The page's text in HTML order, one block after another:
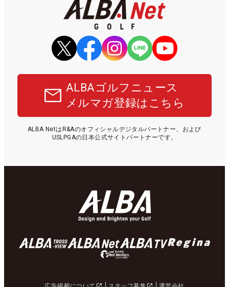
ALBAゴルフニュース
メルマガ登録はこちら
ALBA NetはR&Aのオフィシャルデジタルパートナー、および
USLPGAの日本公式サイトパートナーです。